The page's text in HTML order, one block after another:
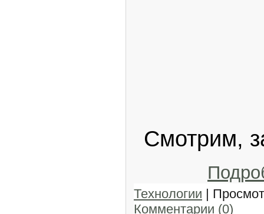
Смотрим,
Технологии |
Комментарии (0)